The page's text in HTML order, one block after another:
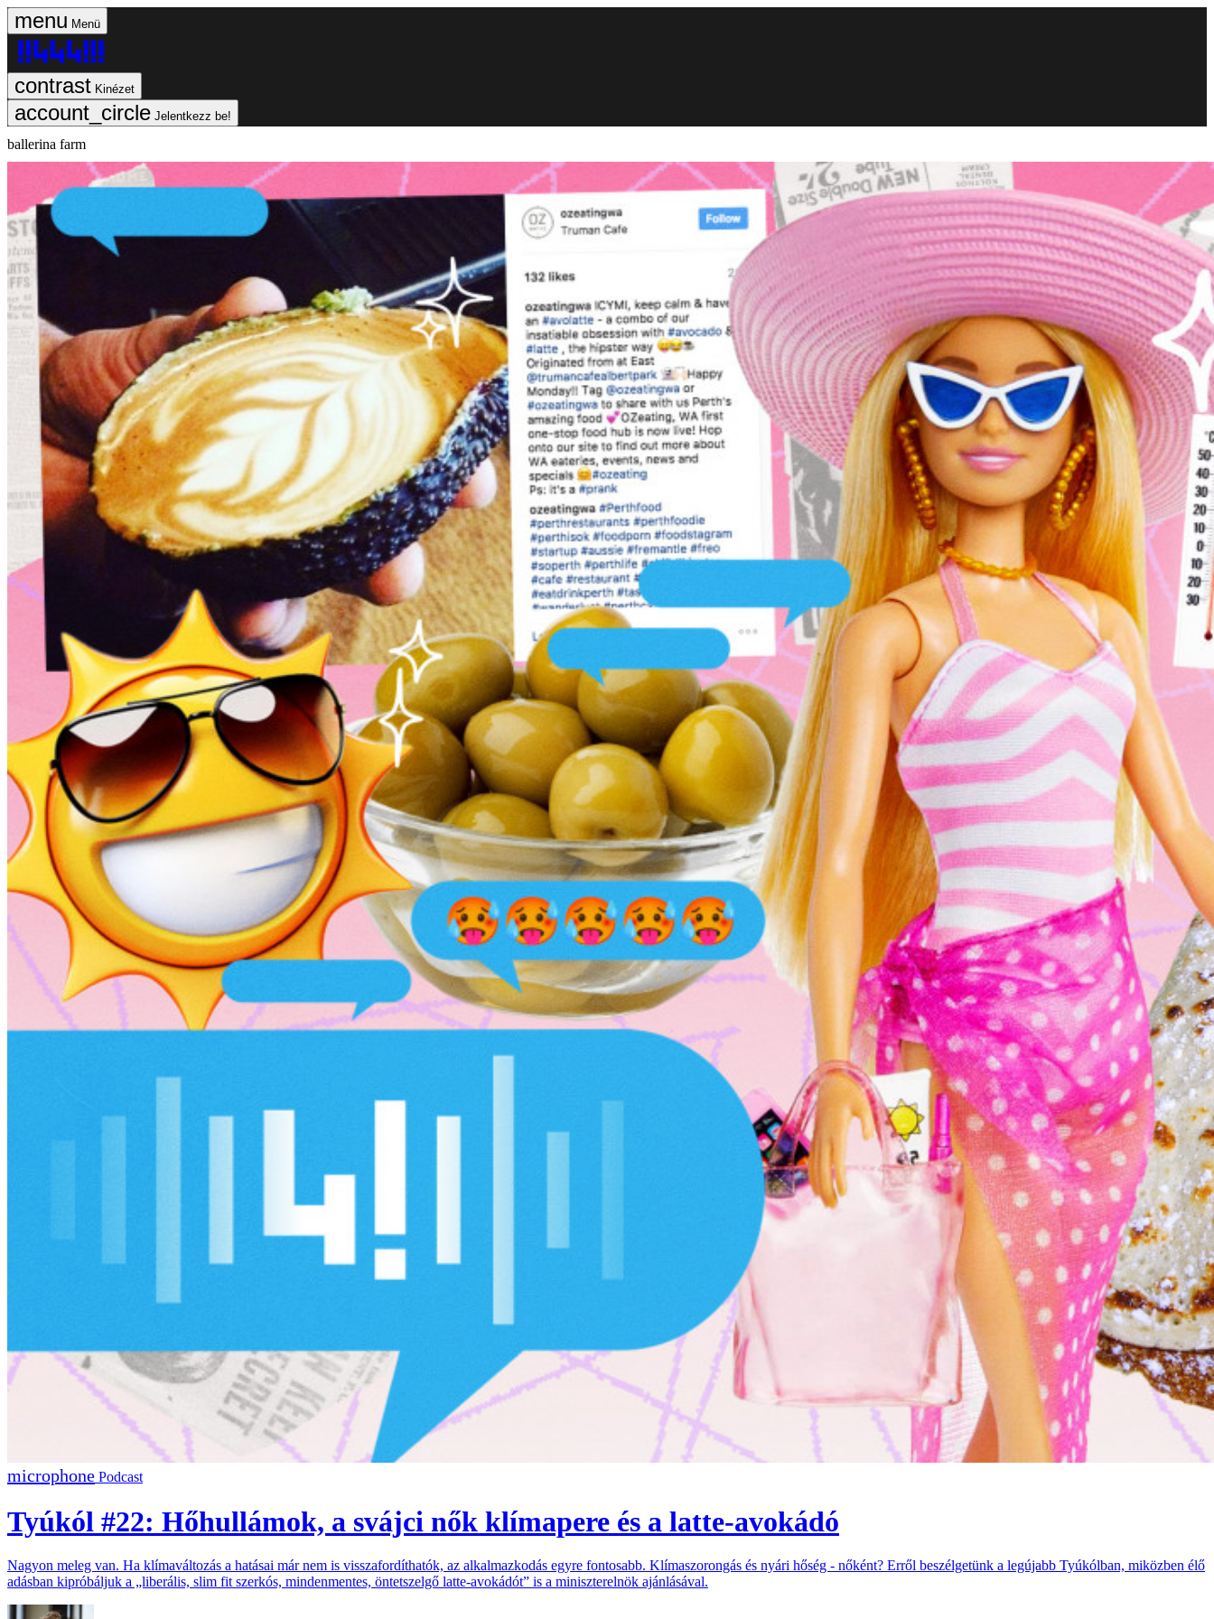
Menü
Kinézet
Jelentkezz be!
ballerina farm
Podcast
Tyúkól #22: Hőhullámok, a svájci nők klímapere és a latte-avokádó
Nagyon meleg van. Ha klímaváltozás a hatásai már nem is visszafordíthatók, az alkalmazkodás egyre fontosabb. Klímaszorongás és nyári hőség - nőként? Erről beszélgetünk a legújabb Tyúkólban, miközben élő
adásban kipróbáljuk a „liberális, slim fit szerkós, mindenmentes, öntetszelgő latte-avokádót” is a miniszterelnök ajánlásával.